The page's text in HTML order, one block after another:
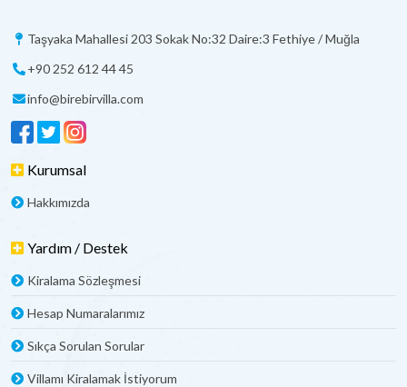
Taşyaka Mahallesi 203 Sokak No:32 Daire:3 Fethiye / Muğla
+90 252 612 44 45
info@birebirvilla.com
Kurumsal
Hakkımızda
Yardım / Destek
Kiralama Sözleşmesi
Hesap Numaralarımız
Sıkça Sorulan Sorular
Villamı Kiralamak İstiyorum